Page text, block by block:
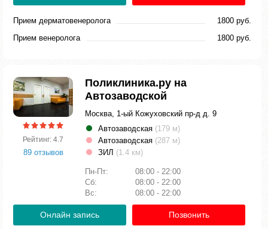
Прием дерматовенеролога
1800 руб.
Прием венеролога
1800 руб.
Рейтинг: 4.7
89 отзывов
Поликлиника.ру на
Автозаводской
Москва, 1-ый Кожуховский пр-д д. 9
Автозаводская (179 м)
Автозаводская (287 м)
ЗИЛ (1.4 км)
Пн-Пт:
08:00 - 22:00
Сб:
08:00 - 22:00
Вс:
08:00 - 22:00
Онлайн запись Позвонить